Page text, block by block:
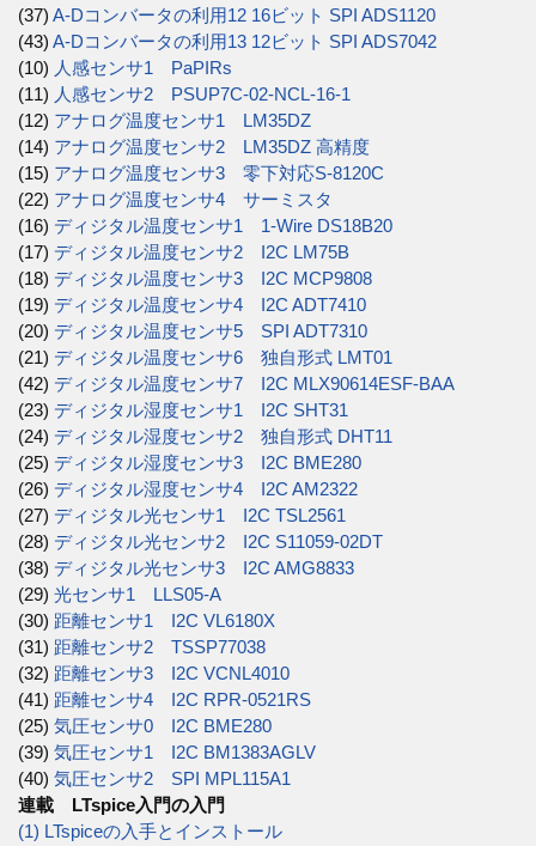
(37) A-Dコンバータの利用12 16ビット SPI ADS1120
(43) A-Dコンバータの利用13 12ビット SPI ADS7042
(10) 人感センサ1 PaPIRs
(11) 人感センサ2 PSUP7C-02-NCL-16-1
(12) アナログ温度センサ1 LM35DZ
(14) アナログ温度センサ2 LM35DZ 高精度
(15) アナログ温度センサ3 零下対応S-8120C
(22) アナログ温度センサ4 サーミスタ
(16) ディジタル温度センサ1 1-Wire DS18B20
(17) ディジタル温度センサ2 I2C LM75B
(18) ディジタル温度センサ3 I2C MCP9808
(19) ディジタル温度センサ4 I2C ADT7410
(20) ディジタル温度センサ5 SPI ADT7310
(21) ディジタル温度センサ6 独自形式 LMT01
(42) ディジタル温度センサ7 I2C MLX90614ESF-BAA
(23) ディジタル湿度センサ1 I2C SHT31
(24) ディジタル湿度センサ2 独自形式 DHT11
(25) ディジタル湿度センサ3 I2C BME280
(26) ディジタル湿度センサ4 I2C AM2322
(27) ディジタル光センサ1 I2C TSL2561
(28) ディジタル光センサ2 I2C S11059-02DT
(38) ディジタル光センサ3 I2C AMG8833
(29) 光センサ1 LLS05-A
(30) 距離センサ1 I2C VL6180X
(31) 距離センサ2 TSSP77038
(32) 距離センサ3 I2C VCNL4010
(41) 距離センサ4 I2C RPR-0521RS
(25) 気圧センサ0 I2C BME280
(39) 気圧センサ1 I2C BM1383AGLV
(40) 気圧センサ2 SPI MPL115A1
連載 LTspice入門の入門
(1) LTspiceの入手とインストール